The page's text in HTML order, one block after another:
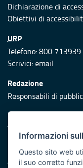
Dichiarazione di
Obiettivi di
URP
Telefono: 800 713939
Scrivici:email
Redazione
Responsabili di
Protezione civile
Vai al sito di
Iniziativa finanziata
Asse XI
Informazioni
Questo sito web
il suo corretto